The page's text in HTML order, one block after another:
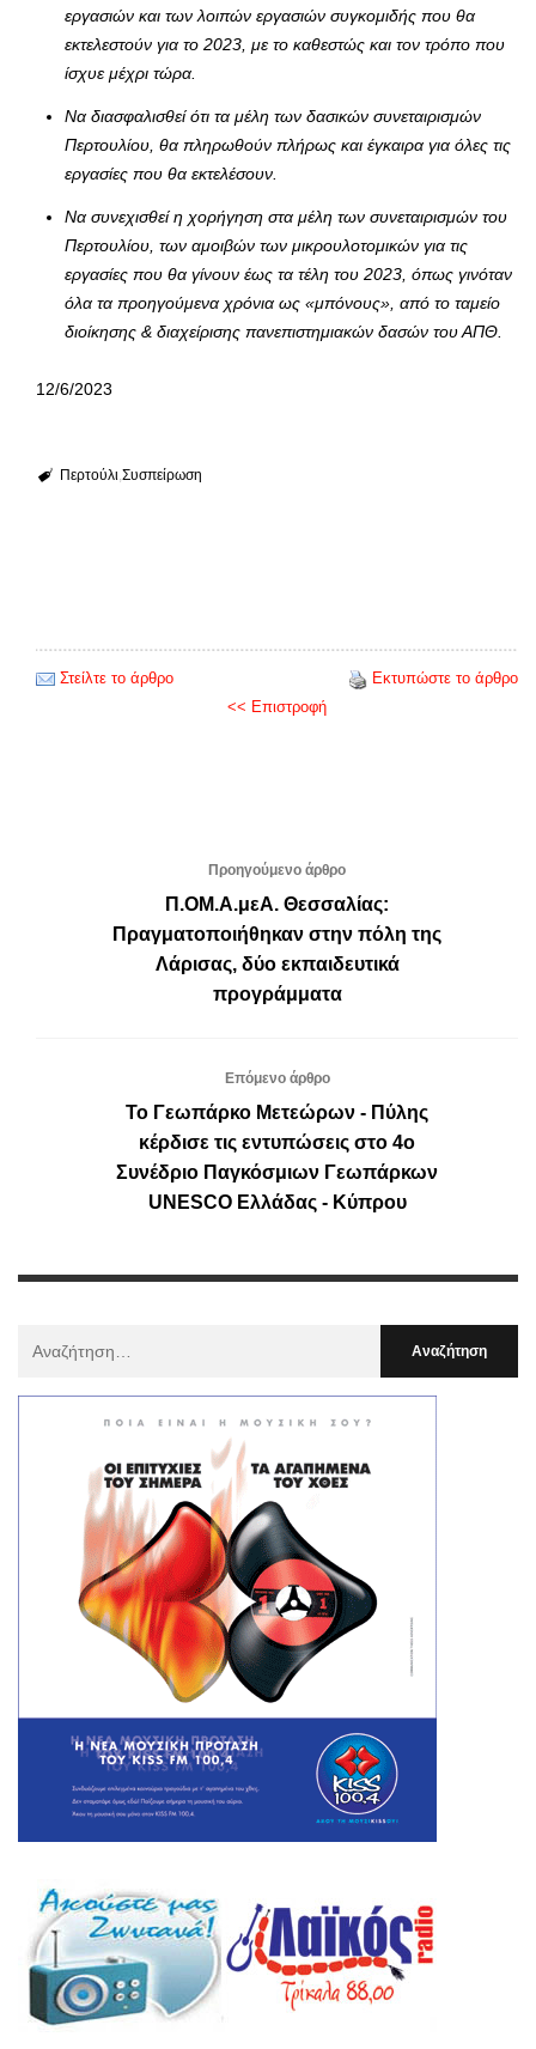
εργασιών και των λοιπών εργασιών συγκομιδής που θα
εκτελεστούν για το 2023, με το καθεστώς και τον τρόπο που
ίσχυε μέχρι τώρα.
Να διασφαλισθεί ότι τα μέλη των δασικών συνεταιρισμών
Περτουλίου, θα πληρωθούν πλήρως και έγκαιρα για όλες τις
εργασίες που θα εκτελέσουν.
Να συνεχισθεί η χορήγηση στα μέλη των συνεταιρισμών του
Περτουλίου, των αμοιβών των μικρουλοτομικών για τις
εργασίες που θα γίνουν έως τα τέλη του 2023, όπως γινόταν
όλα τα προηγούμενα χρόνια ως «μπόνους», από το ταμείο
διοίκησης & διαχείρισης πανεπιστημιακών δασών του ΑΠΘ.
12/6/2023
Περτούλι Συσπείρωση
Στείλτε το άρθρο
Εκτυπώστε το άρθρο
<< Επιστροφή
Προηγούμενο άρθρο
Π.ΟΜ.Α.μεΑ. Θεσσαλίας:
Πραγματοποιήθηκαν στην πόλη της
Λάρισας, δύο εκπαιδευτικά
προγράμματα
Επόμενο άρθρο
Το Γεωπάρκο Μετεώρων - Πύλης
κέρδισε τις εντυπώσεις στο 4ο
Συνέδριο Παγκόσμιων Γεωπάρκων
UNESCO Ελλάδας - Κύπρου
: